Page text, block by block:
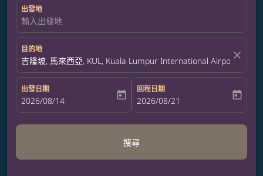
出發地
輸入出發地
目的地
吉隆坡, 馬來西亞, KUL, Kuala Lumpur International Airportclose
出發日期
fc-booking-departure-date-aria-label
2026/08/14 today
回程日期
fc-booking-return-date-aria-label
2026/08/21 today
搜尋